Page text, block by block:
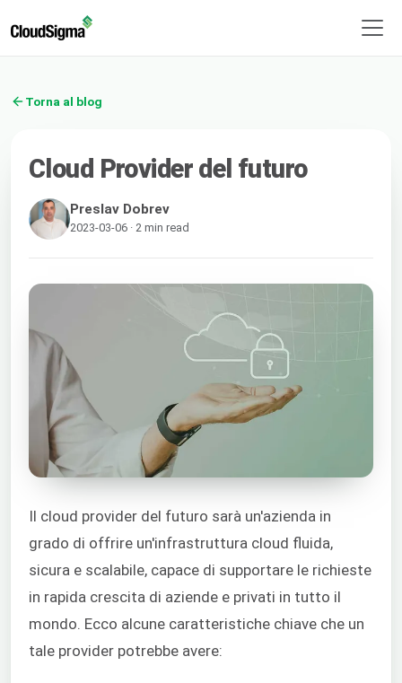
Torna al blog
Cloud Provider del futuro
Preslav Dobrev
2023-03-06 · 2 min read
Il cloud provider del futuro sarà un'azienda in
grado di offrire un'infrastruttura cloud fluida,
sicura e scalabile, capace di supportare le richieste
in rapida crescita di aziende e privati in tutto il
mondo. Ecco alcune caratteristiche chiave che un
tale provider potrebbe avere: